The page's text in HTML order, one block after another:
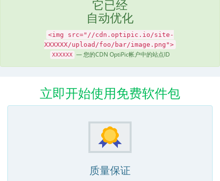
它已经
自动优化
<img src="//cdn.optipic.io/site-
XXXXXX/upload/foo/bar/image.png">
XXXXXX — 您的CDN OptiPic帐户中的站点ID
立即开始使用免费软件包
质量保证